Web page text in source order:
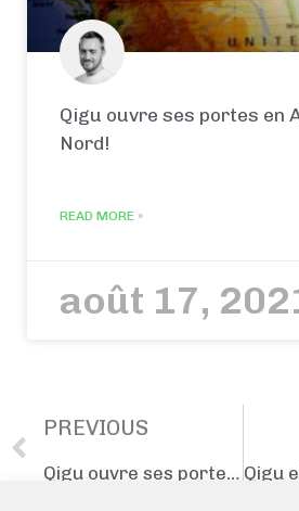
Qigu ouvre ses portes en
Nord!
READ MORE »
août 17,
PREVIOUS
Qigu ouvre ses portes en Amérique du Nord!